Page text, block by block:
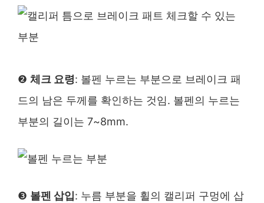
❷ 체크 요령: 볼펜 누르는 부분으로 브레이크 패
드의 남은 두께를 확인하는 것임. 볼펜의 누르는
부분의 길이는 7~8mm.
❸ 볼펜 삽입: 누름 부분을 휠의 캘리퍼 구멍에 삽